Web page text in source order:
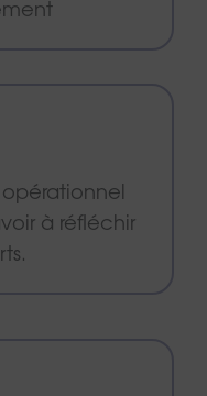
opérationnel
à réfléchir